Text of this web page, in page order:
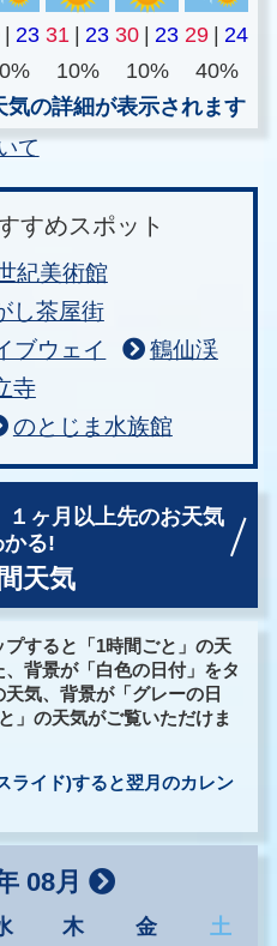
| 23 31 | 23 30 | 23 29 | 24
10% 10%
40%
気の詳細が表示されます
て
すめスポット
紀美術館
し茶屋街
ブウェイ
鶴仙渓
寺
のとじま水族館
１ヶ月以上先のお天気
かる!
天気
すると「1時間ごと」の天
背景が「白色の日付」をタ
気、背景が「グレーの日
」の天気がご覧いただけま
ライド)すると翌月のカレン
08月
木 金 土